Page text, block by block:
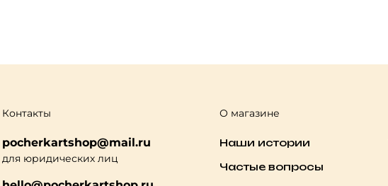
Контакты
pocherkartshop@mail.ru
для юридических лиц
О магазине
Наши истории
Частые вопросы